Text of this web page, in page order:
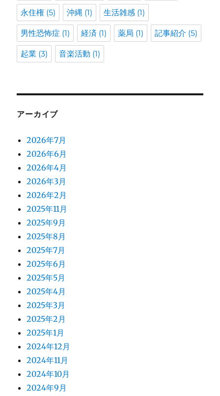
永住権 (5) 沖縄 (1) 生活雑感 (1)
男性恐怖症 (1) 経済 (1) 薬局 (1) 記事紹介 (5)
起業 (3) 音楽活動 (1)
アーカイブ
2026年7月
2026年6月
2026年4月
2026年3月
2026年2月
2025年11月
2025年9月
2025年8月
2025年7月
2025年6月
2025年5月
2025年4月
2025年3月
2025年2月
2025年1月
2024年12月
2024年11月
2024年10月
2024年9月